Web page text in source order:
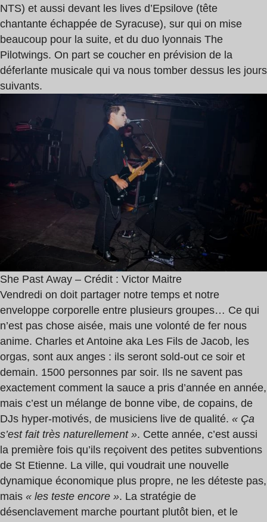
NTS) et aussi devant les lives d’Epsilove (tête
chantante échappée de Syracuse), sur qui on mise
beaucoup pour la suite, et du duo lyonnais The
Pilotwings. On part se coucher en prévision de la
déferlante musicale qui va nous tomber dessus les jours
suivants.
She Past Away – Crédit : Victor Maitre
Vendredi on doit partager notre temps et notre
enveloppe corporelle entre plusieurs groupes… Ce qui
n’est pas chose aisée, mais une volonté de fer nous
anime. Charles et Antoine aka Les Fils de Jacob, les
orgas, sont aux anges : ils seront sold-out ce soir et
demain. 1500 personnes par soir. Ils ne savent pas
exactement comment la sauce a pris d’année en année,
mais c’est un mélange de bonne vibe, de copains, de
DJs hyper-motivés, de musiciens live de qualité. « Ça
s’est fait très naturellement ». Cette année, c’est aussi
la première fois qu’ils reçoivent des petites subventions
de St Etienne. La ville, qui voudrait une nouvelle
dynamique économique plus propre, ne les déteste pas,
mais « les teste encore ». La stratégie de
désenclavement marche pourtant plutôt bien, et le